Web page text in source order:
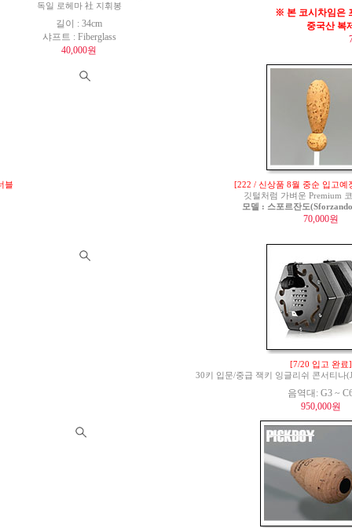
독일 로헤마 社 지휘봉
길이 : 34cm
샤프트 : Fiberglass
40,000원
※ 본 코시차임은
중국산 복
블
[222 / 신상품 8월 중순 입고예
깃털처럼 가벼운 Premium
모델 : 스포르잔도
70,000원
[7/20 입고 완료]
30키 입문/중급 잭키 잉글리쉬 콘서티나
음역대: G3 ~
950,000원